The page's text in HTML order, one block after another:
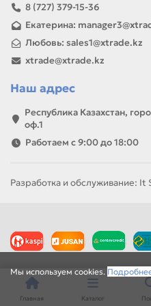
Мы используем cookies.
8 (727) 379-15-36
Екатерина:
Любовь: sales1@xtrade.kz
xtrade@xtrade.kz
Наш адрес
Республика Казахстан,
оф.1
Работаем с 9:00 до 18:00
Разработка и обслуживание: It
Главная Каталог